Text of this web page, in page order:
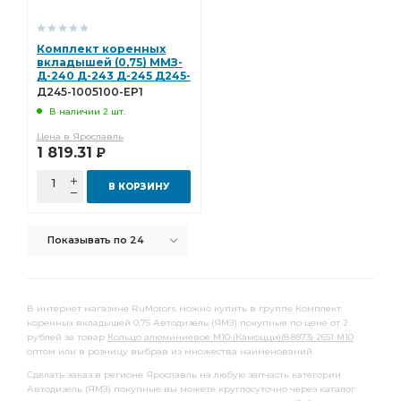
Комплект коренных вкладышей 0,05
коренных вкладышей 0,05
заглушек к/в Дайдо
Привод вентилятора гидромуфта
вентилятора гидромуфта
Трубка топливная дренажная топливная дренажная
высокого давления АГАТ ЧЗСА
Прокладка патрубка Камоцци D2521
Комплект коренных
вкладышей (0,75) ММЗ-
Д-240 Д-243 Д-245 Д245-
1005100-ЕР1 (Дайдо)
Д245-1005100-ЕР1
В наличии 2 шт.
Цена в Ярославль
1 819.31 Р
В КОРЗИНУ
Показывать по 24
В интернет магазине RuMotors можно купить в группе Комплект
коренных вкладышей 0,75 Автодизель (ЯМЗ) покупные по цене от 2
рублей за товар Кольцо алюминиевое М10 (Камоцци)(8.8973) 2651 М10
оптом или в розницу выбрав из множества наименований.
Сделать заказ в регионе Ярославль на любую запчасть категории
Автодизель (ЯМЗ) покупные вы можете круглосуточно через каталог